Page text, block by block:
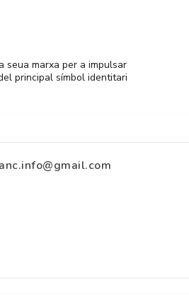
seua marxa per a impulsar
principal símbol identitari